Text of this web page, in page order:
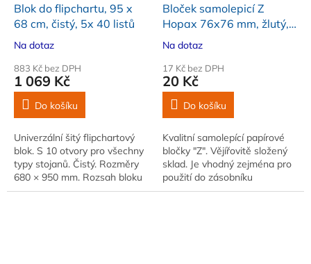
Blok do flipchartu, 95 x
68 cm, čistý, 5x 40 listů
Na dotaz
883 Kč bez DPH
1 069 Kč
Do košíku
Univerzální šitý flipchartový
blok. S 10 otvory pro všechny
typy stojanů. Čistý. Rozměry
680 × 950 mm. Rozsah bloku
40 listů. Balení 5 ks
Bloček samolepicí Z
Hopax 76x76 mm, žlutý,
100 lístků
Na dotaz
17 Kč bez DPH
20 Kč
Do košíku
Kvalitní samolepící papírové
bločky "Z". Vějířovitě složený
sklad. Je vhodný zejména pro
použití do zásobníku